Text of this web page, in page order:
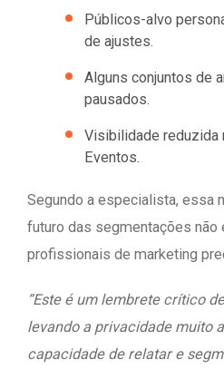
Públicos-alvo
de ajustes.
Alguns conjuntos de
pausados.
Visibilidade reduzida
Eventos.
Segundo a especialista, essa
futuro das segmentações não
profissionais de marketing
“Este é um lembrete crítico
levando a privacidade muito
capacidade de relatar e